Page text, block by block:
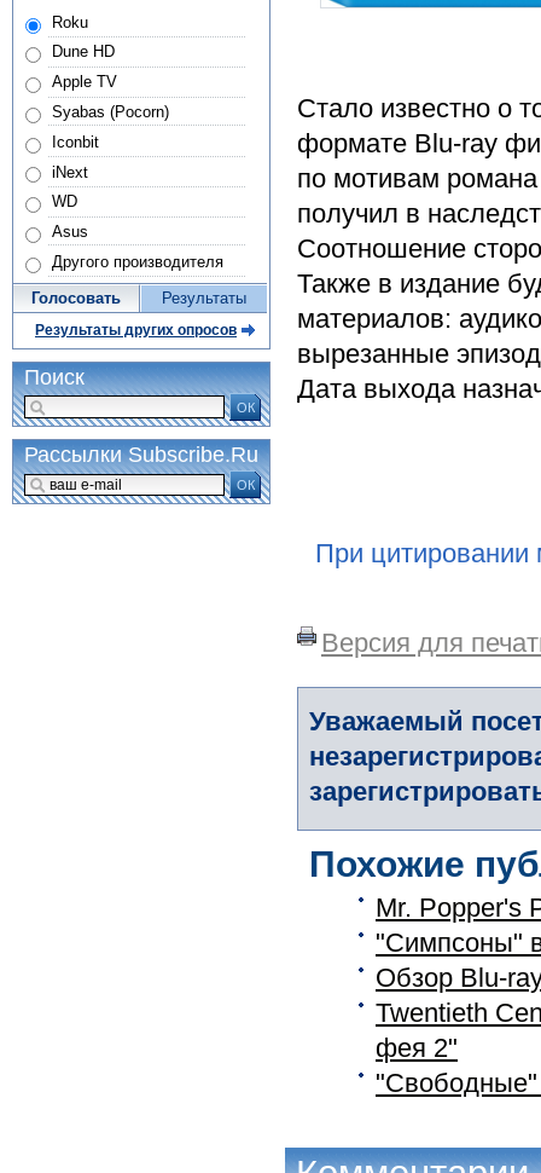
Стало известно о
формате Blu-ray
по мотивам романа
получил в
Соотношение
Также в издание
материалов:
вырезанные
Дата выхода
При цитировании
Версия для
Уважаемый
Похожие
Mr. Popper's
"Симпсоны"
Обзор Blu-
Twentieth
фея 2"
Roku
Dune HD
Apple TV
Syabas (Pocorn)
Iconbit
iNext
WD
Asus
Другого производителя
Голосовать Результаты
Результаты других опросов
Поиск
ОК
Рассылки Subscribe.Ru
ОК